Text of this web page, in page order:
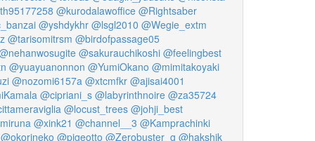
@kurodalawoffice @Rightsaber
@yshdykhr @lsgl2010 @Wegie_extm
@tarisomitrsm @birdofpassage05
@sakurauchikoshi @feelingbest
@yuayuanonnon @YumiOkano @mimitakoyaki
@nozomi6157a @xtcmfkr @ajisai4001
@cipriani_s @labyrinthnoire @za35724
@locust_trees @johji_best
@xink21 @channel__3 @Kamprachinki
@okorineko @pigeotto @Zerobuster_g @hakshik